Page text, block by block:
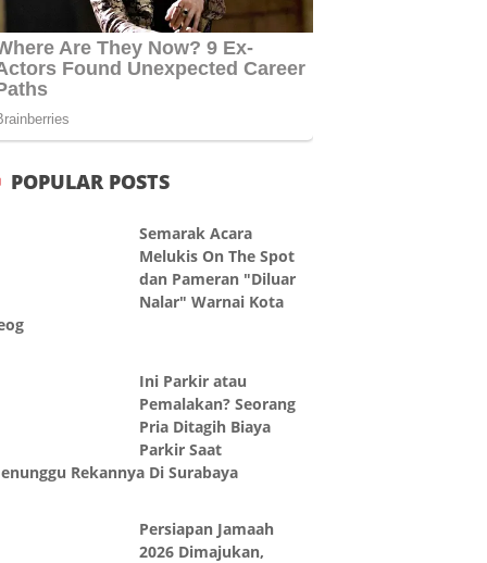
POPULAR POSTS
Semarak Acara
Melukis On The Spot
dan Pameran "Diluar
Nalar" Warnai Kota
Ini Parkir atau
Pemalakan? Seorang
Pria Ditagih Biaya
Parkir Saat
Rekannya Di Surabaya
Persiapan Jamaah
2026 Dimajukan,